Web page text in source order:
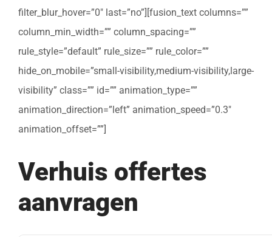
filter_blur_hover=”0″ last=”no”][fusion_text columns=””
column_min_width=”” column_spacing=””
rule_style=”default” rule_size=”” rule_color=””
hide_on_mobile=”small-visibility,medium-visibility,large-
visibility” class=”” id=”” animation_type=””
animation_direction=”left” animation_speed=”0.3″
animation_offset=””]
Verhuis offertes
aanvragen